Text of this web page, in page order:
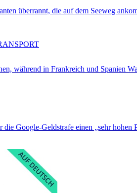
überrannt, die auf dem Seeweg
während in Frankreich und Spanien
Google-Geldstrafe einen „sehr hohen